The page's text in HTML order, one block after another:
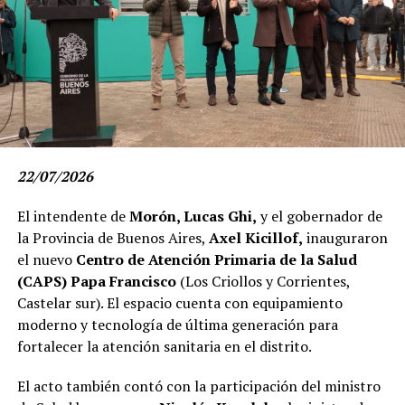
Estuvieron presentes miembros del gabinete provincial;
legisladores y legisladoras; intendentes e intendentas; y
representantes de los trabajadores del sistema salud, del
sector universitario y de organizaciones sindicales.
22/07/2026
El intendente deMorón, Lucas Ghi, y el gobernador de
la Provincia de Buenos Aires, Axel Kicillof, inauguraron
el nuevoCentro de Atención Primaria de la Salud
(CAPS) Papa Francisco(Los Criollos y Corrientes,
Castelar sur). El espacio cuenta con equipamiento
moderno y tecnología de última generación para
fortalecer la atención sanitaria en el distrito.
El acto también contó con la participación del ministro